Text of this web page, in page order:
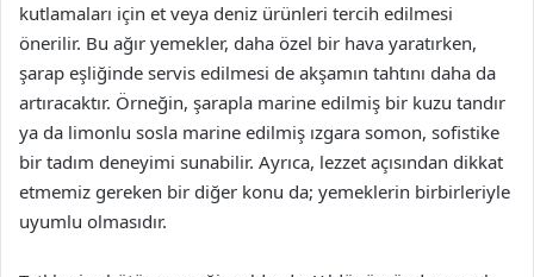
kutlamaları için et veya deniz ürünleri tercih edilmesi
önerilir. Bu ağır yemekler, daha özel bir hava yaratırken,
şarap eşliğinde servis edilmesi de akşamın tahtını daha da
artıracaktır. Örneğin, şarapla marine edilmiş bir kuzu tandır
ya da limonlu sosla marine edilmiş ızgara somon, sofistike
bir tadım deneyimi sunabilir. Ayrıca, lezzet açısından dikkat
etmemiz gereken bir diğer konu da; yemeklerin birbirleriyle
uyumlu olmasıdır.